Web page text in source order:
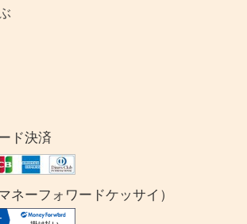
ド決済
ネーフォワードケッサイ）